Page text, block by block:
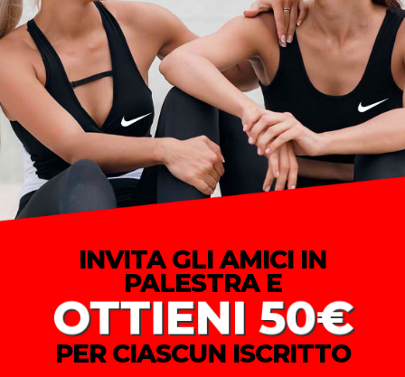
INVITA GLI AMICI IN
PALESTRA E
OTTIENI 50€
PER CIASCUN ISCRITTO